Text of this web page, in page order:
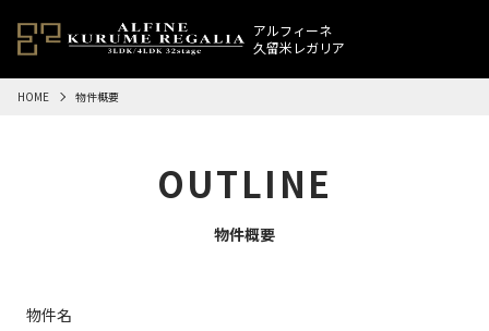
アルフィーネ
久留米レガリア
HOME 物件概要
OUTLINE
物件概要
物件名